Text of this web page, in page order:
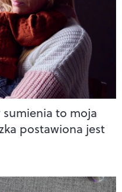
sumienia to moja
postawiona jest